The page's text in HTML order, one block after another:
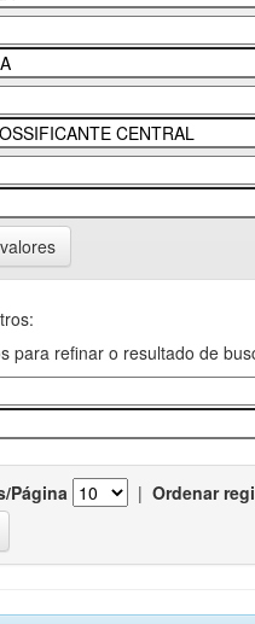
para refinar o resultado de
Página | Ordenar